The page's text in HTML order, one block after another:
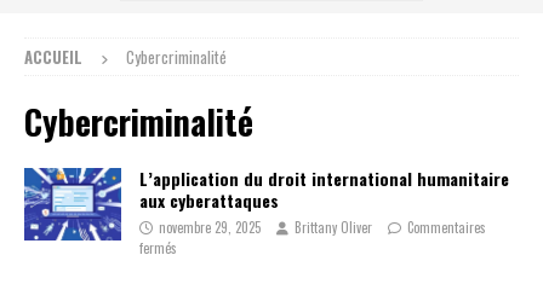
ACCUEIL Cybercriminalité
Cybercriminalité
L’application du droit international humanitaire
aux cyberattaques
novembre 29, 2025 Brittany Oliver
Commentaires
fermés